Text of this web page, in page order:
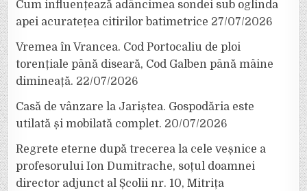
Cum influențează adâncimea sondei sub oglinda
apei acuratețea citirilor batimetrice 27/07/2026
Vremea în Vrancea. Cod Portocaliu de ploi
torențiale până diseară, Cod Galben până mâine
dimineață. 22/07/2026
Casă de vânzare la Jariștea. Gospodăria este
utilată și mobilată complet. 20/07/2026
Regrete eterne după trecerea la cele veșnice a
profesorului Ion Dumitrache, soțul doamnei
director adjunct al Școlii nr. 10, Mitrița